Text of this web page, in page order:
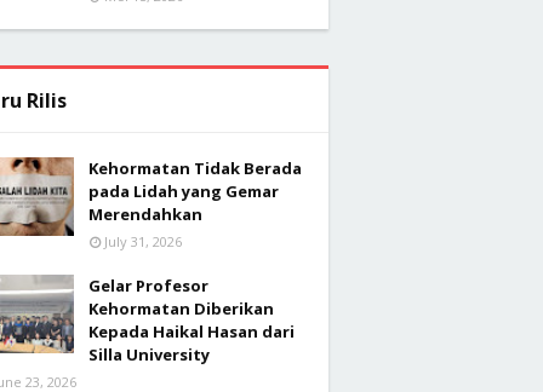
Rilis
Kehormatan Tidak Berada
pada Lidah yang Gemar
Merendahkan
July 31, 2026
Gelar Profesor
Kehormatan Diberikan
Kepada Haikal Hasan dari
Silla University
23, 2026